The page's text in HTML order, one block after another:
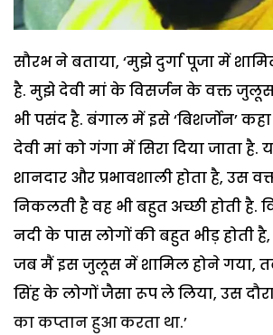
सौरभ ने बताया, ‘मुझे दुर्गा पूजा में
है. मुझे देवी मां के विसर्जन के वक्त
भी पसंद है. बंगाल में इसे ‘बिशर्जोन’
देवी मां को गंगा में सिरा दिया जाता है.
शानदार और प्रभावशाली होता है, उस
निकलती है वह भी बहुत अच्छी होती है.
नदी के पास लोगों की बहुत भीड़ होती
जब मैं इस जुलूस में शामिल होने गया,
सिंह के लोगों जैसा रूप ले लिया, उस
का कप्तान हुआ करता था.’